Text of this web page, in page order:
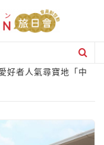
好者人氣尋寶地「中